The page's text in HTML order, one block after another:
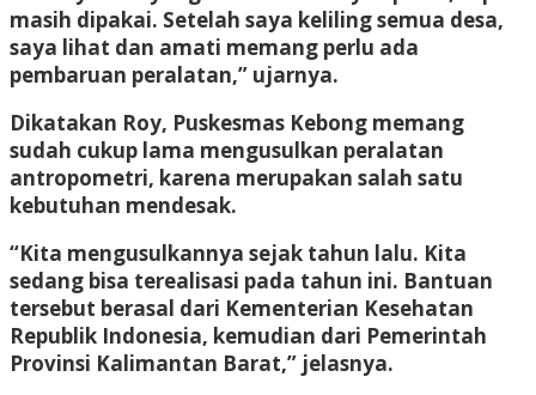
masih dipakai. Setelah saya keliling semua desa,
saya lihat dan amati memang perlu ada
pembaruan peralatan,” ujarnya.
Dikatakan Roy, Puskesmas Kebong memang
sudah cukup lama mengusulkan peralatan
antropometri, karena merupakan salah satu
kebutuhan mendesak.
“Kita mengusulkannya sejak tahun lalu. Kita
sedang bisa terealisasi pada tahun ini. Bantuan
tersebut berasal dari Kementerian Kesehatan
Republik Indonesia, kemudian dari Pemerintah
Provinsi Kalimantan Barat,” jelasnya.